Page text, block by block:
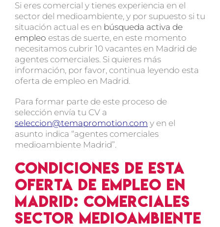
Si eres comercial y tienes experiencia en el
sector del medioambiente, y por supuesto si tu
situación actual es en búsqueda activa de
empleo estas de suerte, en este momento
necesitamos cubrir 10 vacantes en Madrid de
agentes comerciales. Si quieres más
información, por favor, continua leyendo esta
oferta de empleo en Madrid.
Para formar parte de este proceso de
selección envía tu CV a
seleccion@temapromotion.com y en el
asunto indica “agentes comerciales
medioambiente Madrid”.
Condiciones de esta
oferta de empleo en
Madrid: comerciales
sector medioambiente